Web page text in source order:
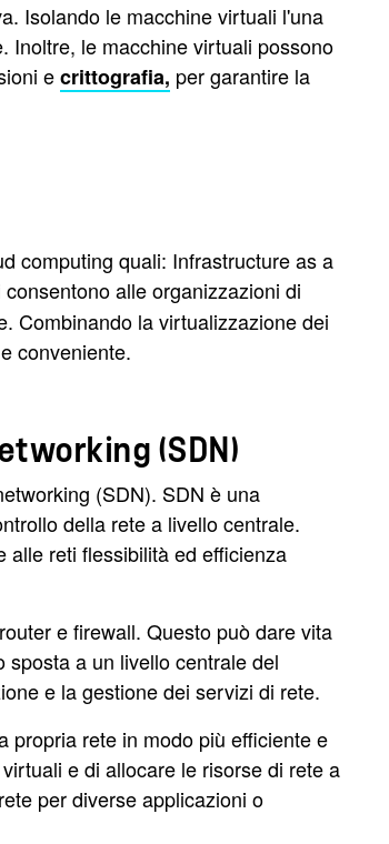
Isolando le macchine virtuali l'una
Inoltre, le macchine virtuali possono
ecrittografia, per garantire la
computing quali: Infrastructure as a
alle organizzazioni di
Combinando la virtualizzazione dei
conveniente.
(SDN)
(SDN). SDN è una
della rete a livello centrale.
alle reti flessibilità ed efficienza
e firewall. Questo può dare vita
a un livello centrale del
e la gestione dei servizi di rete.
propria rete in modo più efficiente e
e di allocare le risorse di rete a
per diverse applicazioni o